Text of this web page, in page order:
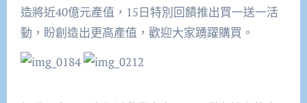
造將近40億元產值，15日特別回饋推出買一送一活
動，盼創造出更高產值，歡迎大家踴躍購買。